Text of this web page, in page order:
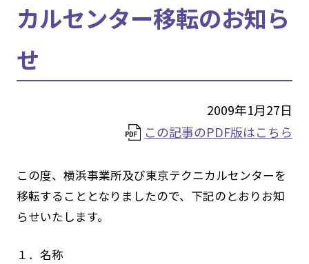
カルセンター移転のお知ら
せ
2009年1月27日
この記事のPDF版はこちら
この度、横浜事業所及び東京テクニカルセンターを
移転することとなりましたので、下記のとおりお知
らせいたします。
１．名称